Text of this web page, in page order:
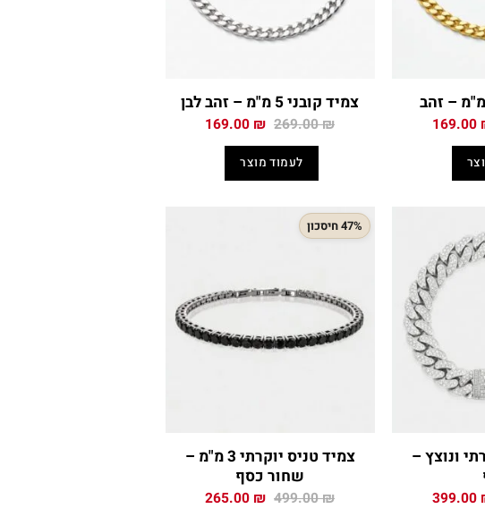
169.00
צמיד קובני 5 מ"מ – זהב לבן
269.00₪ המחיר
היה:
269.00 ₪.
169.00 ₪ המחיר
לעמוד מוצר
ונוצץ –
399.00המחיר
47% חיסכון
צמיד טניס יוקרתי 3 מ"מ –
שחור כסף
499.00₪ המחיר
265.00 ₪ המחיר